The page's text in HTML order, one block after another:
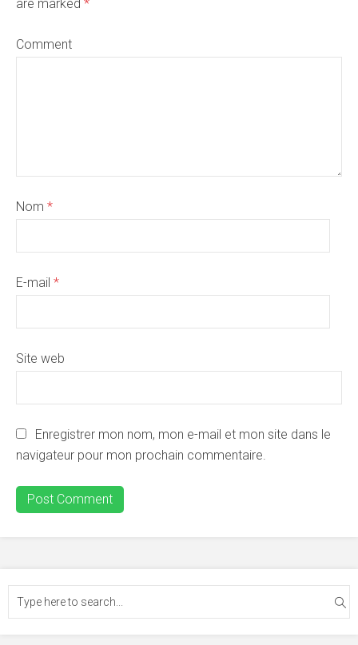
are marked *
Comment
Nom *
E-mail *
Site web
Enregistrer mon nom, mon e-mail et mon site dans le
navigateur pour mon prochain commentaire.